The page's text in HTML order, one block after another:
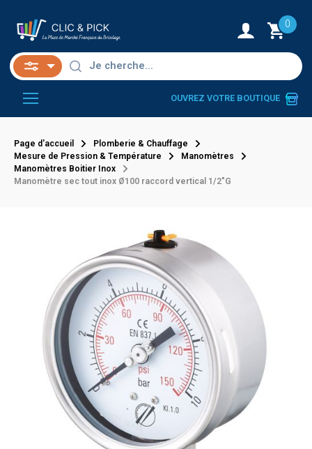
0
OUVREZ VOTRE BOUTIQUE
Page d'accueil
Plomberie & Chauffage
Mesure de Pression & Température
Manomètres
Manomètres Boitier Inox
Manomètre sec tout inox Ø100 raccord vertical 1/2"G